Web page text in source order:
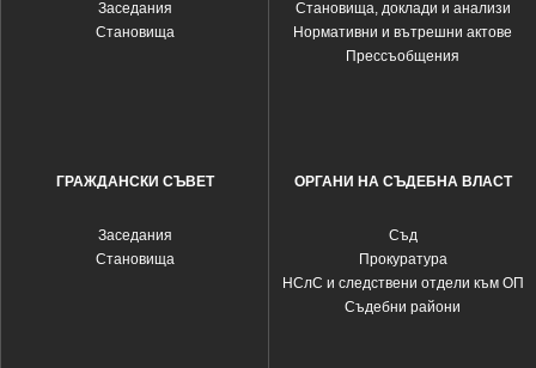
Заседания
Становища
Становища, доклади и анализи
Нормативни и вътрешни актове
Прессъобщения
ГРАЖДАНСКИ СЪВЕТ
Заседания
Становища
ОРГАНИ НА СЪДЕБНА ВЛАСТ
Съд
Прокуратура
НСлС и следствени отдели към ОП
Съдебни райони